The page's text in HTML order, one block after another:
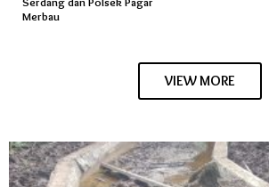
Merbau
VIEW MORE